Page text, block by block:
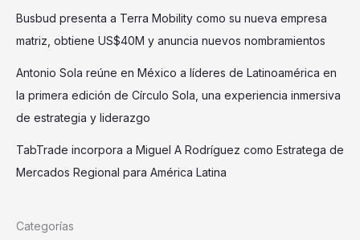
Busbud presenta a Terra Mobility como su nueva empresa
matriz, obtiene US$40M y anuncia nuevos nombramientos
Antonio Sola reúne en México a líderes de Latinoamérica en
la primera edición de Círculo Sola, una experiencia inmersiva
de estrategia y liderazgo
TabTrade incorpora a Miguel A Rodríguez como Estratega de
Mercados Regional para América Latina
Categorías